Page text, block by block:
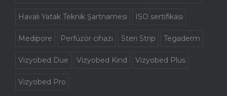
Havalı Yatak Teknik Şartnamesi ISO sertifikası
Medipore Perfüzör cihazı Steri Strip Tegaderm
Vizyobed Due Vizyobed Kind Vizyobed Plus
Vizyobed Pro